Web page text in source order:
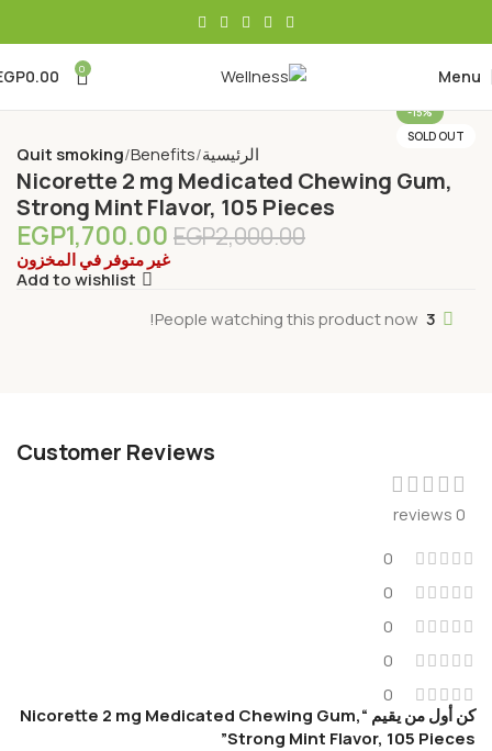
Menu
0
0.00
-15%
SOLD OUT
الرئيسية Benefits
Quit smoking
Nicorette 2 mg Medicated Chewing Gum,
Strong Mint Flavor, 105 Pieces
EGP2,000.00
EGP1,700.00
غير متوفر في المخزون
Add to wishlist
3
People watching this product now!
Customer Reviews
0 reviews
0
0
0
0
0
كن أول من يقيم “Nicorette 2 mg Medicated Chewing Gum,
Strong Mint Flavor, 105 Pieces”